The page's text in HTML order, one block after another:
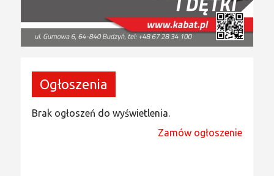
Ogłoszenia
Brak ogłoszeń do wyświetlenia.
Zamów ogłoszenie